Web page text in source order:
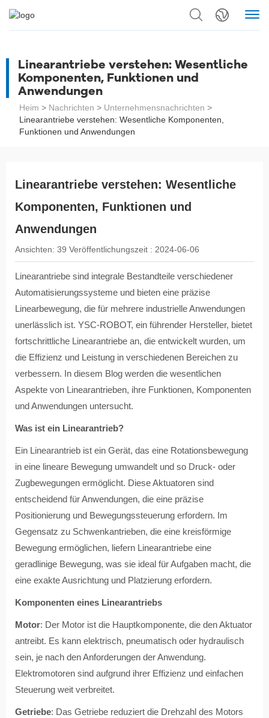
Linearantriebe verstehen: Wesentliche
Komponenten, Funktionen und
Anwendungen
Heim > Nachrichten > Unternehmensnachrichten >
Linearantriebe verstehen: Wesentliche Komponenten,
Funktionen und Anwendungen
Linearantriebe verstehen: Wesentliche
Komponenten, Funktionen und
Anwendungen
Ansichten: 39 Veröffentlichungszeit : 2024-06-06
Linearantriebe sind integrale Bestandteile verschiedener
Automatisierungssysteme und bieten eine präzise
Linearbewegung, die für mehrere industrielle Anwendungen
unerlässlich ist. YSC-ROBOT, ein führender Hersteller, bietet
fortschrittliche Linearantriebe an, die entwickelt wurden, um
die Effizienz und Leistung in verschiedenen Bereichen zu
verbessern. In diesem Blog werden die wesentlichen
Aspekte von Linearantrieben, ihre Funktionen, Komponenten
und Anwendungen untersucht.
Was ist ein Linearantrieb?
Ein Linearantrieb ist ein Gerät, das eine Rotationsbewegung
in eine lineare Bewegung umwandelt und so Druck- oder
Zugbewegungen ermöglicht. Diese Aktuatoren sind
entscheidend für Anwendungen, die eine präzise
Positionierung und Bewegungssteuerung erfordern. Im
Gegensatz zu Schwenkantrieben, die eine kreisförmige
Bewegung ermöglichen, liefern Linearantriebe eine
geradlinige Bewegung, was sie ideal für Aufgaben macht, die
eine exakte Ausrichtung und Platzierung erfordern.
Komponenten eines Linearantriebs
Motor: Der Motor ist die Hauptkomponente, die den Aktuator
antreibt. Es kann elektrisch, pneumatisch oder hydraulisch
sein, je nach den Anforderungen der Anwendung.
Elektromotoren sind aufgrund ihrer Effizienz und einfachen
Steuerung weit verbreitet.
Getriebe: Das Getriebe reduziert die Drehzahl des Motors